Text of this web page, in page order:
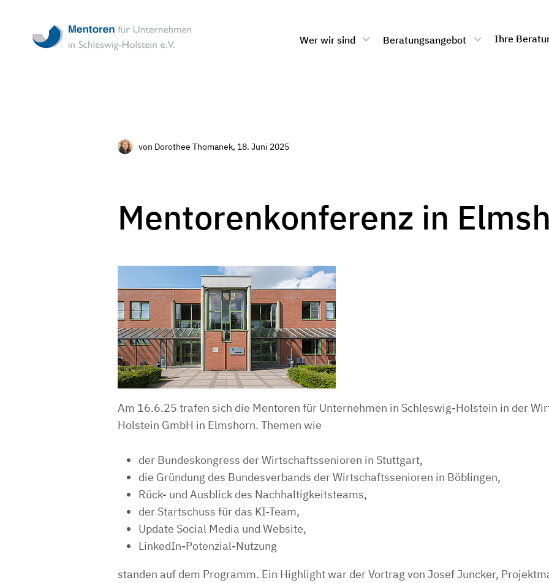
Schleswig-
Holstein
Wer wir sind Beratungsangebot Ihre
von Dorothee Thomanek, 18. Juni 2025
Mentorenkonferenz in
Am 16.6.25 trafen sich die Mentoren für Unternehmen in Schleswig-Holstein in der
Holstein GmbH in Elmshorn. Themen wie
der Bundeskongress der Wirtschaftssenioren in Stuttgart,
die Gründung des Bundesverbands der Wirtschaftssenioren in Böblingen,
Rück- und Ausblick des Nachhaltigkeitsteams,
der Startschuss für das KI-Team,
Update Social Media und Website,
LinkedIn-Potenzial-Nutzung
standen auf dem Programm. Ein Highlight war der Vortrag von Josef Juncker,